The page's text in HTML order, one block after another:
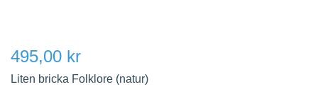
495,00 kr
Liten bricka Folklore (natur)